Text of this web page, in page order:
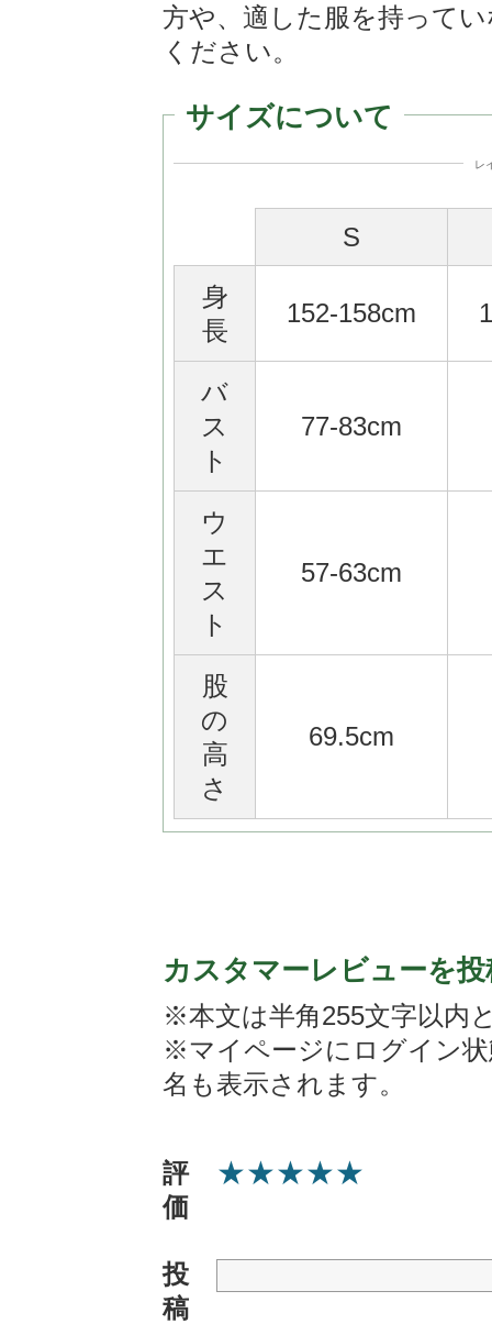
方や、適した服を持って
ください。
サイズについて
レ
S
身
長
152-158cm
バ
ス
ト
77-83cm
ウ
エ
ス
ト
57-63cm
股
の
高
さ
69.5cm
カスタマーレビューを
※本文は半角255文字以内
※マイページにログイン
名も表示されます。
評
価
★★★★★
投
稿